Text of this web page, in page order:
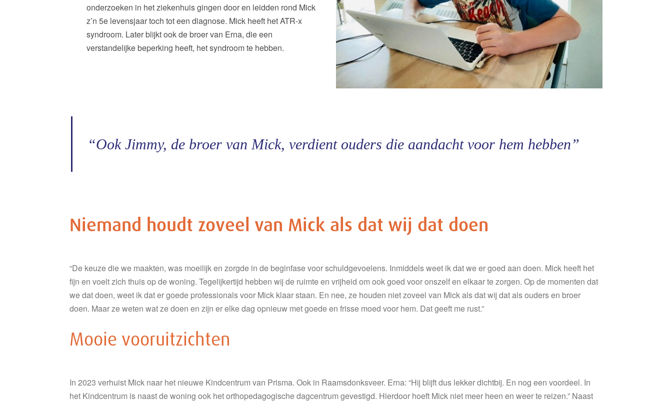
onderzoeken in het ziekenhuis gingen door en leidden rond Mick
z’n 5e levensjaar toch tot een diagnose. Mick heeft het ATR-x
syndroom. Later blijkt ook de broer van Erna, die een
verstandelijke beperking heeft, het syndroom te hebben.
“Ook Jimmy, de broer van Mick, verdient ouders die aandacht voor hem hebben”
Niemand houdt zoveel van Mick als dat wij dat doen
“De keuze die we maakten, was moeilijk en zorgde in de beginfase voor schuldgevoelens. Inmiddels weet ik dat we er goed aan doen. Mick heeft het
fijn en voelt zich thuis op de woning. Tegelijkertijd hebben wij de ruimte en vrijheid om ook goed voor onszelf en elkaar te zorgen. Op de momenten dat
we dat doen, weet ik dat er goede professionals voor Mick klaar staan. En nee, ze houden niet zoveel van Mick als dat wij dat als ouders en broer
doen. Maar ze weten wat ze doen en zijn er elke dag opnieuw met goede en frisse moed voor hem. Dat geeft me rust.”
Mooie vooruitzichten
In 2023 verhuist Mick naar het nieuwe Kindcentrum van Prisma. Ook in Raamsdonksveer. Erna: “Hij blijft dus lekker dichtbij. En nog een voordeel. In
het Kindcentrum is naast de woning ook het orthopedagogische dagcentrum gevestigd. Hierdoor hoeft Mick niet meer heen en weer te reizen.” Naast